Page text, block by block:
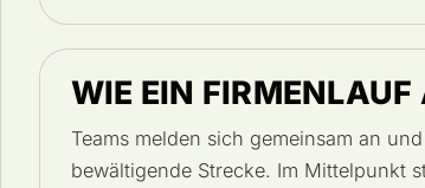
WIE EIN
Teams melden sich gemeinsam an
bewältigende Strecke. Im Mittelpunkt